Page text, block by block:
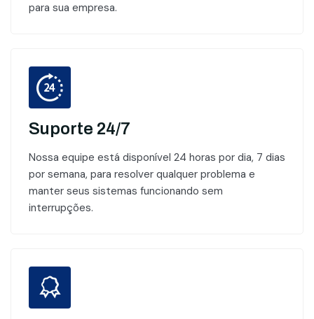
para sua empresa.
Suporte 24/7
Nossa equipe está disponível 24 horas por dia, 7 dias
por semana, para resolver qualquer problema e
manter seus sistemas funcionando sem
interrupções.